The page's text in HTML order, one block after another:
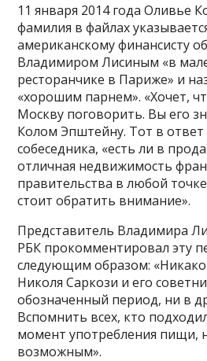
11 января 2014 года Оливье
фамилия в файлах
американскому финансисту
Владимиром Лисиным «в
ресторанчике в Париже» и
«хорошим парнем». «Хочет,
Москву поговорить. Вы его
Колом Эпштейну. Тот в
собеседника, «есть ли в
отличная недвижимость
правительства в любой
стоит обратить внимание».
Представитель Владимира
РБК прокомментировал эту
следующим образом:
Николя Саркози и его
обозначенный период, ни в
Вспомнить всех, кто
момент употребления пищи,
возможным».